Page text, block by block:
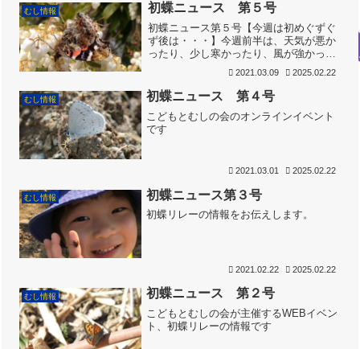
むし情報 初蝶ニュース 第５号
初蝶ニュース第５号【今週は初めぐずぐ
ず後は・・・】今週前半は、天気が悪か
ったり、少し寒かったり、風が強かった
でした。そのせいか、週の後半まであま
り情報がなく、やきもきしておりました
ら、週末になってみなさん...
2021.03.09 2025.02.22
むし情報 初蝶ニュース 第４号
こどもとむしの会のオンラインイベント
です
2021.03.01 2025.02.22
むし情報 初蝶ニュース第３号
初蝶リレーの情報をお伝えします。
2021.02.22 2025.02.22
むし情報 初蝶ニュース 第２号
こどもとむしの会が主催するWEBイベン
ト、初蝶リレーの情報です